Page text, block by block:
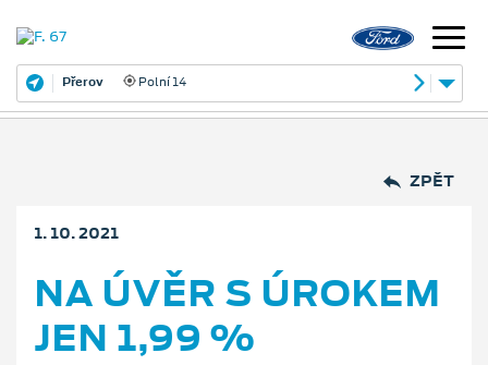
Přerov Polní 14
ZPĚT
1. 10. 2021
NA ÚVĚR S ÚROKEM
JEN 1,99 %